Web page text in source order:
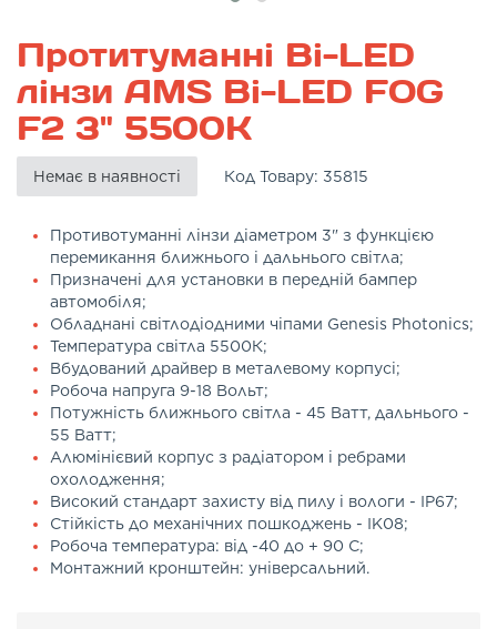
Протитуманні Bi-LED
лінзи AMS Bi-LED FOG
F2 3" 5500K
Немає в наявності Код Товару: 35815
Противотуманні лінзи діаметром 3" з функцією
перемикання ближнього і дальнього світла;
Призначені для установки в передній бампер
автомобіля;
Обладнані світлодіодними чіпами Genesis Photonics;
Температура світла 5500К;
Вбудований драйвер в металевому корпусі;
Робоча напруга 9-18 Вольт;
Потужність ближнього світла - 45 Ватт, дальнього -
55 Ватт;
Алюмінієвий корпус з радіатором і ребрами
охолодження;
Високий стандарт захисту від пилу і вологи - IP67;
Стійкість до механічних пошкоджень - IK08;
Робоча температура: від -40 до + 90 С;
Монтажний кронштейн: універсальний.